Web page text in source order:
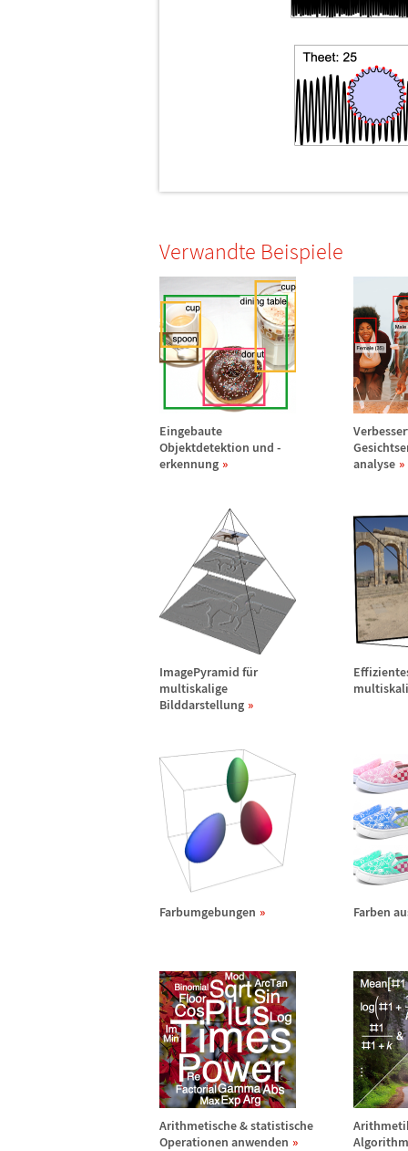
Verwandte Beispiele
Eingebaute
Objektdetektion und -
erkennung
analyse
ImagePyramid für
multiskalige
Bilddarstellung
Farbumgebungen Farben
Arithmetische & statistische
Operationen anwenden